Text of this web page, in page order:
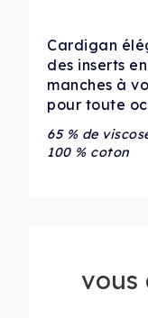
Cardigan
des inserts
manches à
pour toute
65 % de
100 % coton
vous